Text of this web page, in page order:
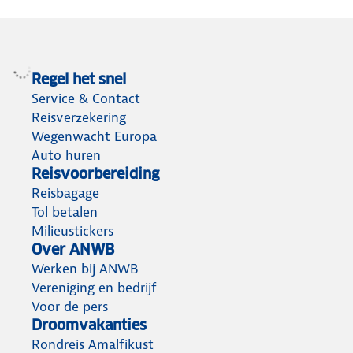
Regel het snel
Service & Contact
Reisverzekering
Wegenwacht Europa
Auto huren
Reisvoorbereiding
Reisbagage
Tol betalen
Milieustickers
Over ANWB
Werken bij ANWB
Vereniging en bedrijf
Voor de pers
Droomvakanties
Rondreis Amalfikust